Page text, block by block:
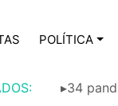
POLÍTICA
▸34